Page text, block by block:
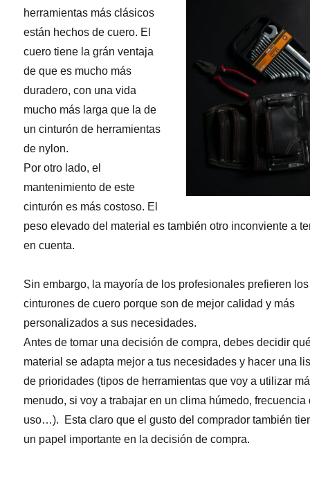
herramientas más clásicos
están hechos de cuero. El
cuero tiene la grán ventaja
de que es mucho más
duradero, con una vida
mucho más larga que la de
un cinturón de herramientas
de nylon.
Por otro lado, el
mantenimiento de este
cinturón es más costoso. El
peso elevado del material es también otro inconviente a
en cuenta.
Sin embargo, la mayoría de los profesionales prefieren los
cinturones de cuero porque son de mejor calidad y más
personalizados a sus necesidades.
Antes de tomar una decisión de compra, debes decidir
material se adapta mejor a tus necesidades y hacer una
de prioridades (tipos de herramientas que voy a utilizar
menudo, si voy a trabajar en un clima húmedo, frecuencia
uso…). Esta claro que el gusto del comprador también
un papel importante en la decisión de compra.